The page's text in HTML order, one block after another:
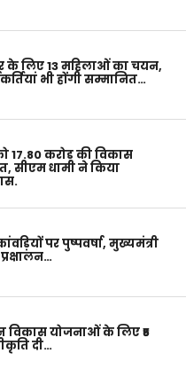
के लिए 13 महिलाओं का चयन,
भी होंगी सम्मानित…
17.80 करोड़ की विकास
सीएम धामी ने किया
पर पुष्पवर्षा, मुख्यमंत्री
विकास योजनाओं के लिए ₹5
दी…